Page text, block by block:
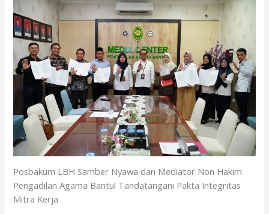
e
b
o
o
k
at
A
p
p
ai ar
e
Posbakum LBH Samber Nyawa dan Mediator Non Hakim
Pengadilan Agama Bantul Tandatangani Pakta Integritas
Mitra Kerja